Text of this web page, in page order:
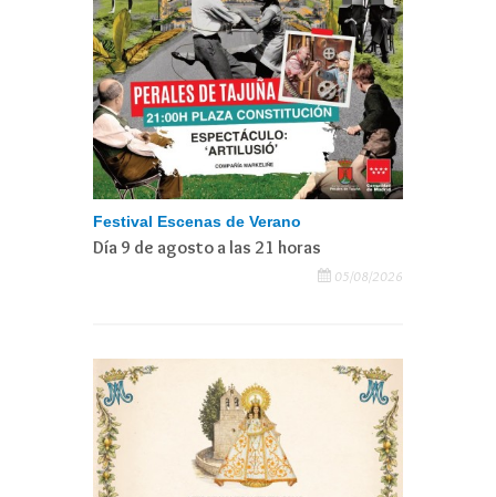
Festival Escenas de Verano
Día 9 de agosto a las 21 horas
05/08/2026